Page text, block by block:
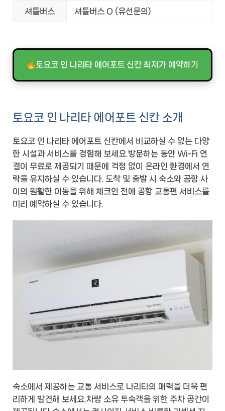
셔틀버스 셔틀버스 O (유선문의)
토요코 인 나리타 에어포트 신칸 최저가 예약하기
토요코 인 나리타 에어포트 신칸 소개
토요코 인 나리타 에어포트 신칸에서 비교하실 수 없는 다양
한 시설과 서비스를 경험해 보세요.방문하는 동안 Wi-Fi 연
결이 무료로 제공되기 때문에 걱정 없이 온라인 환경에서 연
락을 유지하실 수 있습니다. 도착 및 출발 시 숙소와 공항 사
이의 원활한 이동을 위해 체크인 전에 공항 교통편 서비스를
미리 예약하실 수 있습니다.
숙소에서 제공하는 교통 서비스로 나리타의 매력을 더욱 편
리하게 발견해 보세요.차량 소유 투숙객을 위한 주차 공간이